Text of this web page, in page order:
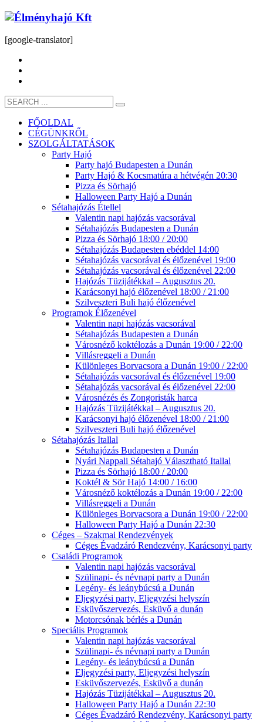
[google-translator]
FŐOLDAL
CÉGÜNKRŐL
SZOLGÁLTATÁSOK
Party Hajó
Party hajó Budapesten a Dunán
Party Hajó & Kocsmatúra a hétvégén 20:30
Pizza és Sörhajó
Halloween Party Hajó a Dunán
Sétahajózás Étellel
Valentin napi hajózás vacsorával
Sétahajózás Budapesten a Dunán
Pizza és Sörhajó 18:00 / 20:00
Sétahajózás Budapesten ebéddel 14:00
Sétahajózás vacsorával és élőzenével 19:00
Sétahajózás vacsorával és élőzenével 22:00
Hajózás Tüzijátékkal – Augusztus 20.
Karácsonyi hajó élőzenével 18:00 / 21:00
Szilveszteri Buli hajó élőzenével
Programok Élőzenével
Valentin napi hajózás vacsorával
Sétahajózás Budapesten a Dunán
Városnéző koktélozás a Dunán 19:00 / 22:00
Villásreggeli a Dunán
Különleges Borvacsora a Dunán 19:00 / 22:00
Sétahajózás vacsorával és élőzenével 19:00
Sétahajózás vacsorával és élőzenével 22:00
Városnézés és Zongoristák harca
Hajózás Tüzijátékkal – Augusztus 20.
Karácsonyi hajó élőzenével 18:00 / 21:00
Szilveszteri Buli hajó élőzenével
Sétahajózás Itallal
Sétahajózás Budapesten a Dunán
Nyári Nappali Sétahajó Választható Itallal
Pizza és Sörhajó 18:00 / 20:00
Koktél & Sör Hajó 14:00 / 16:00
Városnéző koktélozás a Dunán 19:00 / 22:00
Villásreggeli a Dunán
Különleges Borvacsora a Dunán 19:00 / 22:00
Halloween Party Hajó a Dunán 22:30
Céges – Szakmai Rendezvények
Céges Évadzáró Rendezvény, Karácsonyi party
Családi Programok
Valentin napi hajózás vacsorával
Szülinapi- és névnapi party a Dunán
Legény- és leánybúcsú a Dunán
Eljegyzési party, Eljegyzési helyszín
Esküvőszervezés, Esküvő a dunán
Motorcsónak bérlés a Dunán
Speciális Programok
Valentin napi hajózás vacsorával
Szülinapi- és névnapi party a Dunán
Legény- és leánybúcsú a Dunán
Eljegyzési party, Eljegyzési helyszín
Esküvőszervezés, Esküvő a dunán
Hajózás Tüzijátékkal – Augusztus 20.
Halloween Party Hajó a Dunán 22:30
Céges Évadzáró Rendezvény, Karácsonyi party